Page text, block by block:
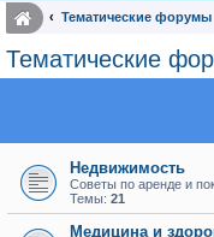
Тематические форумы
Тематические
Недвижимость
Советы по аренде и
Темы: 21
Медицина и